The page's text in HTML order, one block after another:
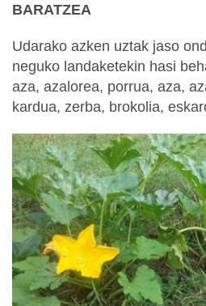
BARATZEA
Udarako azken uztak jaso
neguko landaketekin hasi
aza, azalorea, porrua, aza,
kardua, zerba, brokolia,